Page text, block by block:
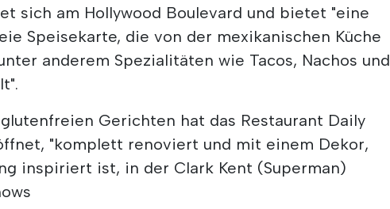
sich am Hollywood Boulevard und bietet "eine
Speisekarte, die von der mexikanischen Küche
anderem Spezialitäten wie Tacos, Nachos und
Gerichten hat das Restaurant Daily
"komplett renoviert und mit einem Dekor,
inspiriert ist, in der Clark Kent (Superman)